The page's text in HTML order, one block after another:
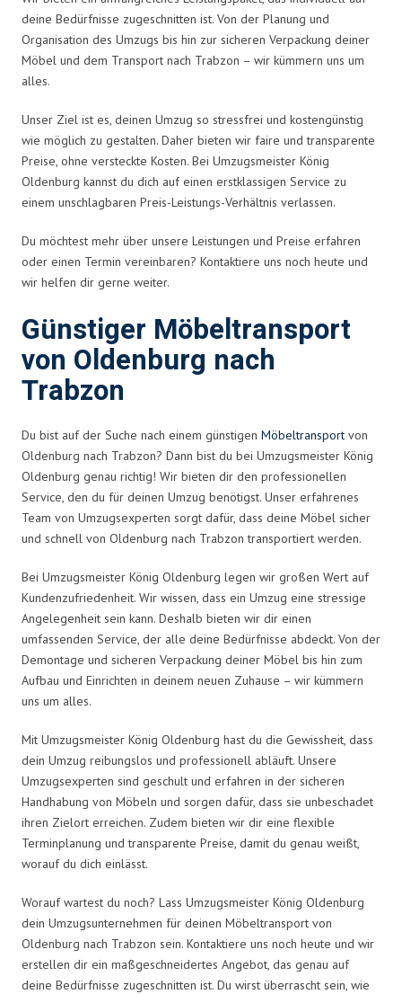
deine Bedürfnisse zugeschnitten ist. Von der Planung und
Organisation des Umzugs bis hin zur sicheren Verpackung deiner
Möbel und dem Transport nach Trabzon – wir kümmern uns um
alles.
Unser Ziel ist es, deinen Umzug so stressfrei und kostengünstig
wie möglich zu gestalten. Daher bieten wir faire und transparente
Preise, ohne versteckte Kosten. Bei Umzugsmeister König
Oldenburg kannst du dich auf einen erstklassigen Service zu
einem unschlagbaren Preis-Leistungs-Verhältnis verlassen.
Du möchtest mehr über unsere Leistungen und Preise erfahren
oder einen Termin vereinbaren? Kontaktiere uns noch heute und
wir helfen dir gerne weiter.
Günstiger Möbeltransport
von Oldenburg nach
Trabzon
Du bist auf der Suche nach einem günstigen Möbeltransport von
Oldenburg nach Trabzon? Dann bist du bei Umzugsmeister König
Oldenburg genau richtig! Wir bieten dir den professionellen
Service, den du für deinen Umzug benötigst. Unser erfahrenes
Team von Umzugsexperten sorgt dafür, dass deine Möbel sicher
und schnell von Oldenburg nach Trabzon transportiert werden.
Bei Umzugsmeister König Oldenburg legen wir großen Wert auf
Kundenzufriedenheit. Wir wissen, dass ein Umzug eine stressige
Angelegenheit sein kann. Deshalb bieten wir dir einen
umfassenden Service, der alle deine Bedürfnisse abdeckt. Von der
Demontage und sicheren Verpackung deiner Möbel bis hin zum
Aufbau und Einrichten in deinem neuen Zuhause – wir kümmern
uns um alles.
Mit Umzugsmeister König Oldenburg hast du die Gewissheit, dass
dein Umzug reibungslos und professionell abläuft. Unsere
Umzugsexperten sind geschult und erfahren in der sicheren
Handhabung von Möbeln und sorgen dafür, dass sie unbeschadet
ihren Zielort erreichen. Zudem bieten wir dir eine flexible
Terminplanung und transparente Preise, damit du genau weißt,
worauf du dich einlässt.
Worauf wartest du noch? Lass Umzugsmeister König Oldenburg
dein Umzugsunternehmen für deinen Möbeltransport von
Oldenburg nach Trabzon sein. Kontaktiere uns noch heute und wir
erstellen dir ein maßgeschneidertes Angebot, das genau auf
deine Bedürfnisse zugeschnitten ist. Du wirst überrascht sein, wie